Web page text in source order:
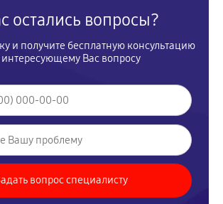
остались вопросы?
и получите бесплатную консультацию
интересующему Вас вопросу